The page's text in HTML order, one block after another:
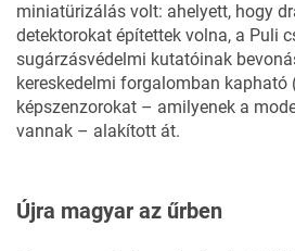
miniatürizálás volt: ahelyett, hogy
detektorokat építettek volna, a Puli
sugárzásvédelmi kutatóinak
kereskedelmi forgalomban kapható
képszenzorokat – amilyenek a
vannak – alakított át.
Újra magyar az űrben